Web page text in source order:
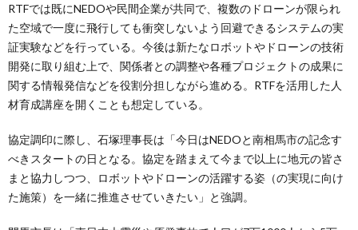
RTFでは既にNEDOや民間企業が共同で、複数のドローンが限られ
た空域で一度に飛行しても衝突しないよう回避できるシステムの実
証実験などを行っている。今後は新たなロボットやドローンの技術
開発に取り組む上で、関係者との調整や各種プロジェクトの成果に
関する情報発信などを役割分担しながら進める。RTFを活用した人
材育成講座を開くことも想定している。
協定調印に際し、石塚理事長は「今日はNEDOと南相馬市の記念す
べきスタートの日となる。協定を踏まえて今まで以上に地元の皆さ
まと協力しつつ、ロボットやドローンの活躍する姿（の実現に向け
た施策）を一緒に推進させていきたい」と強調。